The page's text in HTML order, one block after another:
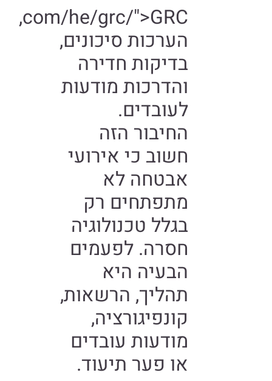
com/he/grc/">GRC,
הערכות סיכונים,
בדיקות חדירה
והדרכות מודעות
לעובדים.
החיבור הזה
חשוב כי אירועי
אבטחה לא
מתפתחים רק
בגלל טכנולוגיה
חסרה. לפעמים
הבעיה היא
תהליך, הרשאות,
קונפיגורציה,
מודעות עובדים
או פער תיעוד.